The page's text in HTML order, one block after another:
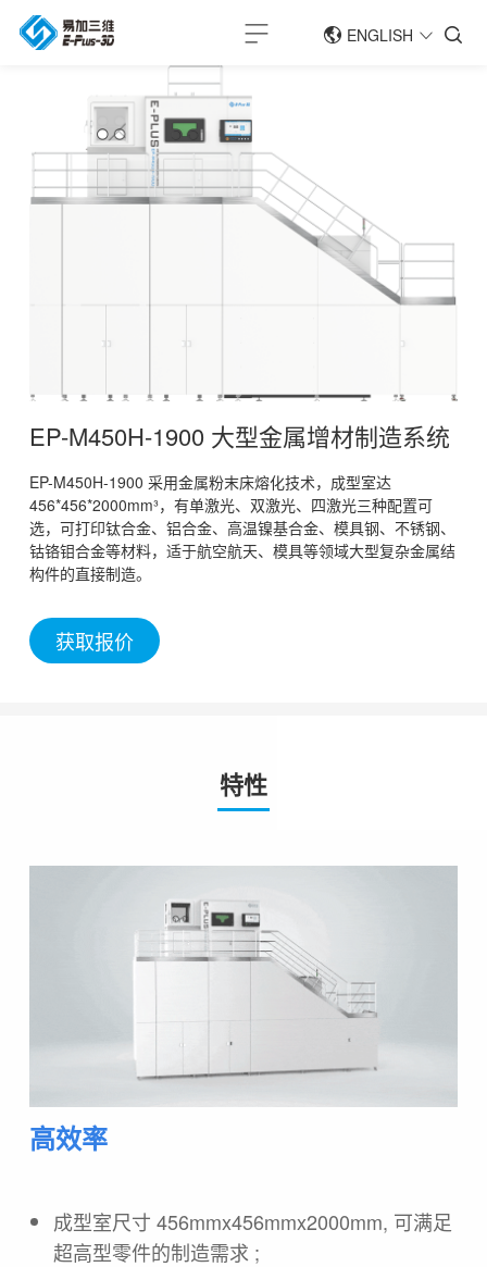
ENGLISH
EP-M450H-1900 大型金属增材制造系统
EP-M450H-1900 采用金属粉末床熔化技术，成型室达
456*456*2000mm³，有单激光、双激光、四激光三种配置可
选，可打印钛合金、铝合金、高温镍基合金、模具钢、不锈钢、
钴铬钼合金等材料，适于航空航天、模具等领域大型复杂金属结
构件的直接制造。
获取报价
特性
高效率
成型室尺寸 456mmx456mmx2000mm, 可满足
超高型零件的制造需求 ;